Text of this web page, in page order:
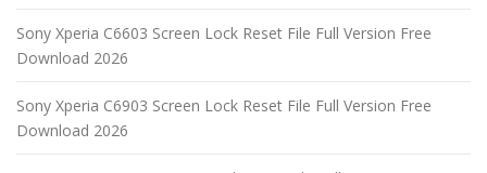
Sony Xperia C6603 Screen Lock Reset File Full Version Free
Download 2026
Sony Xperia C6903 Screen Lock Reset File Full Version Free
Download 2026